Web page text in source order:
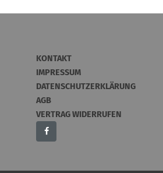
KONTAKT
IMPRESSUM
DATENSCHUTZERKLÄRUNG
AGB
VERTRAG WIDERRUFEN